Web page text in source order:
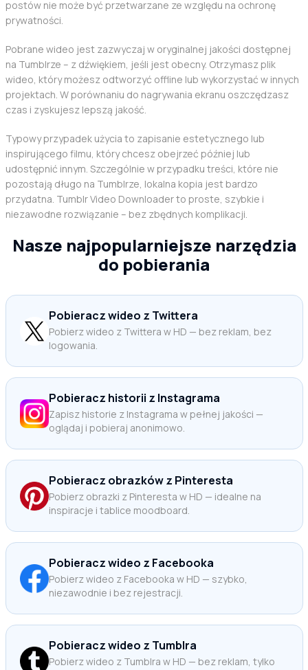
postów nie może być przetwarzane ze względu na ochronę
prywatności.
Pobrane wideo jest zazwyczaj w oryginalnej jakości dostępnej
na Tumblrze – z dźwiękiem, jeśli jest obecny. Otrzymasz plik
wideo, który możesz odtworzyć offline lub wykorzystać w innych
projektach. W porównaniu do nagrywania ekranu oszczędzasz
czas i zyskujesz lepszą jakość.
Typowy przypadek użycia to zapisanie estetycznego lub
inspirującego filmu, który chcesz obejrzeć później lub
udostępnić innym. Szczególnie w przypadku treści, które nie
pozostają długo na Tumblrze, lokalna kopia jest bardzo
przydatna. Tumblr Video Downloader to proste, szybkie i
niezawodne rozwiązanie – bez zbędnych komplikacji.
Nasze najpopularniejsze narzędzia
do pobierania
Pobieracz wideo z Twittera
Pobierz wideo z Twittera w HD — bez reklam, bez
logowania.
Pobieracz historii z Instagrama
Zapisz historie z Instagrama w pełnej jakości —
oglądaj i pobieraj anonimowo.
Pobieracz obrazków z Pinteresta
Pobierz obrazki z Pinteresta w HD — idealne na
inspiracje i tablice moodboard.
Pobieracz wideo z Facebooka
Pobierz wideo z Facebooka w HD — szybko,
niezawodnie i bez rejestracji.
Pobieracz wideo z Tumblra
Pobierz wideo z Tumblra w HD — bez reklam, tylko